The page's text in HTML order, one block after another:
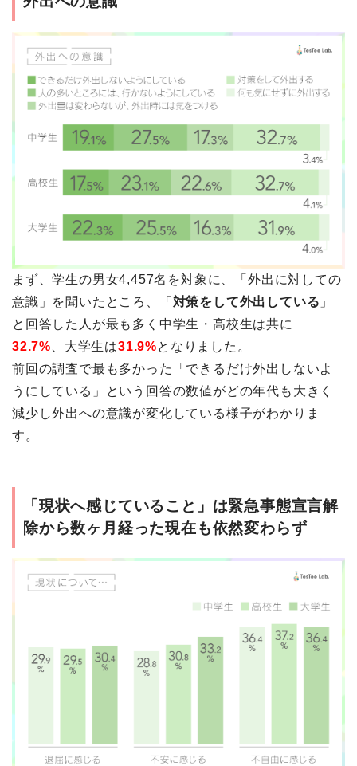
まず、学生の男女4,457名を対象に、「外出に対しての
意識」を聞いたところ、「 対策をして外出している 」
と回答した人が最も多く中学生・高校生は共に
32.7% 、大学生は31.9%となりました。
前回の調査で最も多かった「できるだけ外出しないよ
うにしている」という回答の数値がどの年代も大きく
減少し外出への意識が変化している様子がわかりま
す。
「現状へ感じていること」は緊急事態宣言解
除から数ヶ月経った現在も依然変わらず